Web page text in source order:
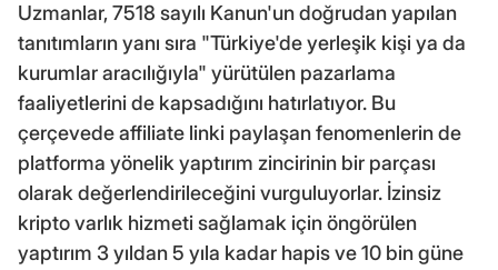
Uzmanlar, 7518 sayılı Kanun'un doğrudan yapılan
tanıtımların yanı sıra "Türkiye'de yerleşik kişi ya da
kurumlar aracılığıyla" yürütülen pazarlama
faaliyetlerini de kapsadığını hatırlatıyor. Bu
çerçevede affiliate linki paylaşan fenomenlerin de
platforma yönelik yaptırım zincirinin bir parçası
olarak değerlendirileceğini vurguluyorlar. İzinsiz
kripto varlık hizmeti sağlamak için öngörülen
yaptırım 3 yıldan 5 yıla kadar hapis ve 10 bin güne